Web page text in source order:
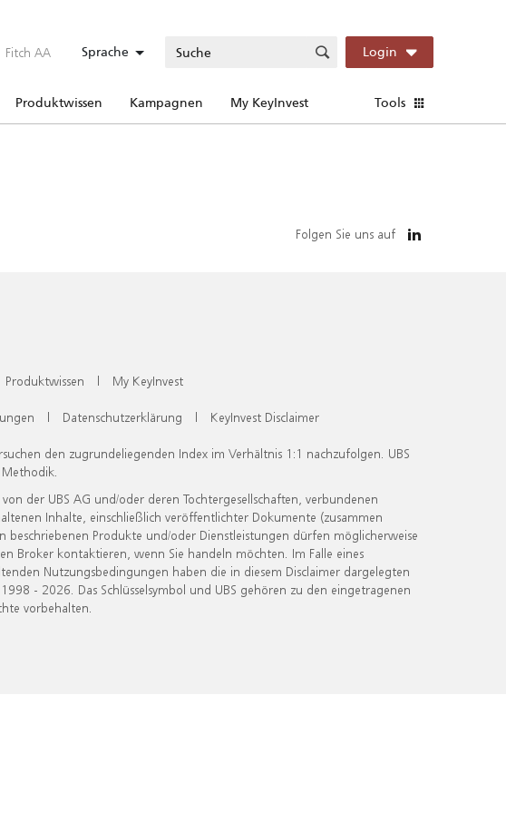
Fitch AA Sprache Login
Produktwissen Kampagnen My KeyInvest Tools
Folgen Sie uns auf
Produktwissen | My KeyInvest
| Datenschutzerklärung | KeyInvest Disclaimer
den zugrundeliegenden Index im Verhältnis 1:1 nachzufolgen. UBS
der UBS AG und/oder deren Tochtergesellschaften, verbundenen
Inhalte, einschließlich veröffentlichter Dokumente (zusammen
Produkte und/oder Dienstleistungen dürfen möglicherweise
Broker kontaktieren, wenn Sie handeln möchten. Im Falle eines
Nutzungsbedingungen haben die in diesem Disclaimer dargelegten
- 2026. Das Schlüsselsymbol und UBS gehören zu den eingetragenen
vorbehalten.